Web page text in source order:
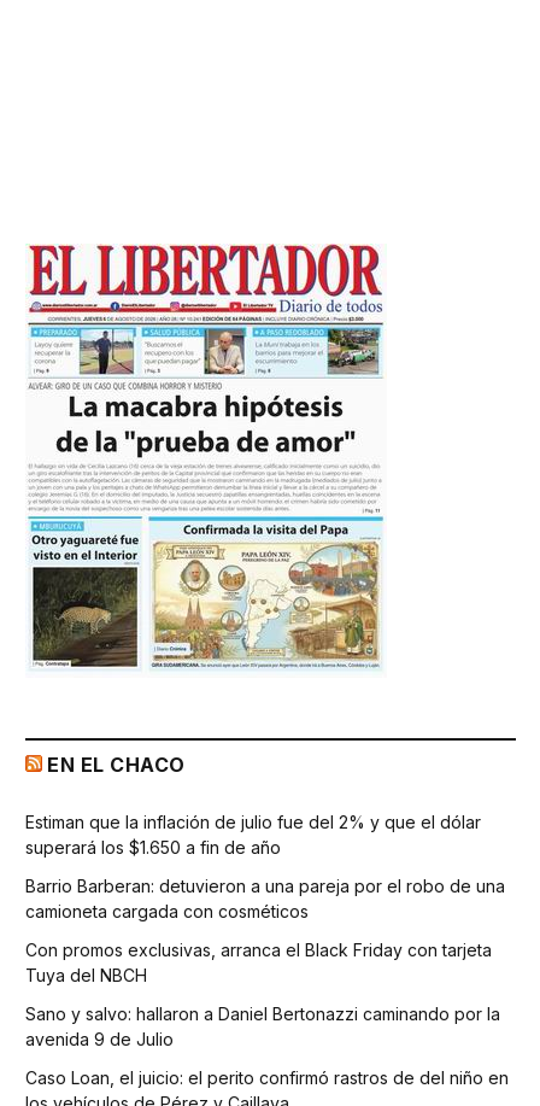
EN EL CHACO
Estiman que la inflación de julio fue del 2% y que el dólar
superará los $1.650 a fin de año
Barrio Barberan: detuvieron a una pareja por el robo de una
camioneta cargada con cosméticos
Con promos exclusivas, arranca el Black Friday con tarjeta
Tuya del NBCH
Sano y salvo: hallaron a Daniel Bertonazzi caminando por la
avenida 9 de Julio
Caso Loan, el juicio: el perito confirmó rastros de del niño en